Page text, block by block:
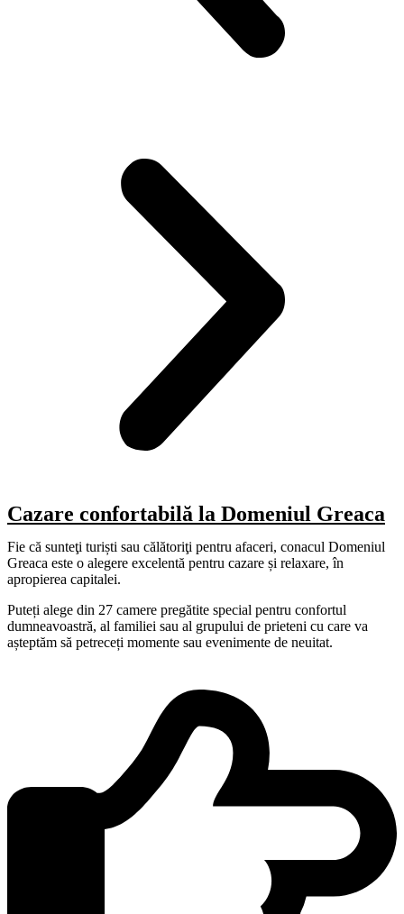
Cazare confortabilă la Domeniul Greaca
Fie că sunteţi turiști sau călătoriţi pentru afaceri, conacul Domeniul
Greaca este o alegere excelentă pentru cazare și relaxare,în
apropierea capitalei.
Puteți alege din 27 camere pregătite special pentru confortul
dumneavoastră, al familiei sau al grupului de prieteni cu care va
așteptăm să petreceți momente sau evenimente de neuitat.